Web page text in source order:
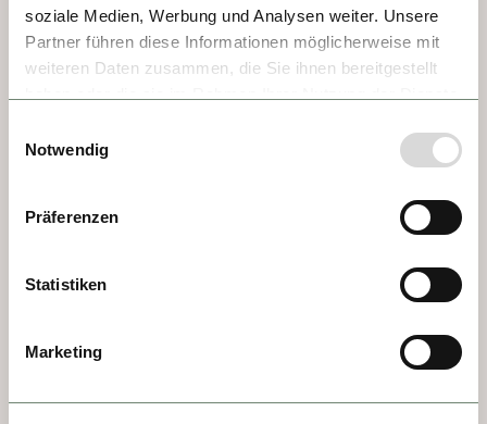
soziale Medien, Werbung und Analysen weiter. Unsere
Partner führen diese Informationen möglicherweise mit
weiteren Daten zusammen, die Sie ihnen bereitgestellt
Notwendig
Präferenzen
Statistiken
Marketing
Klassik. Wien ist Mozart und Strauß. Ist aber
feinstes Barock. Ist ein wahres Wunderland
erstklassigen Museen. Nicht zu vergessen